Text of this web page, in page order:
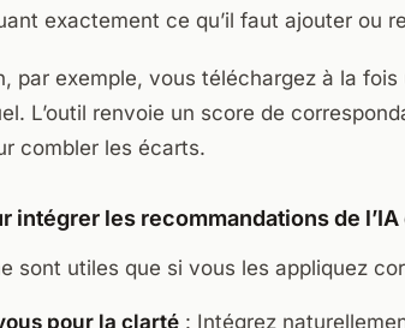
exactement ce qu’il faut ajouter ou
par exemple, vous téléchargez à la
L’outil renvoie un score de
combler les écarts.
intégrer les recommandations de
sont utiles que si vous les appliquez
pour la clarté : Intégrez